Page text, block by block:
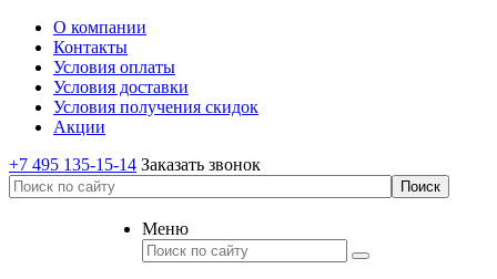
О компании
Контакты
Условия оплаты
Условия доставки
Условия получения скидок
Акции
+7 495 135-15-14 Заказать звонок
Меню